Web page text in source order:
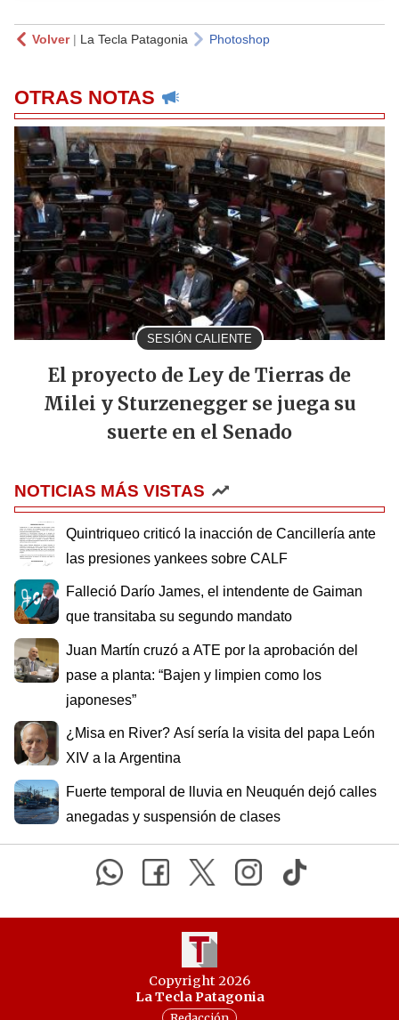
Volver| La Tecla Patagonia Photoshop
OTRAS NOTAS
SESIÓN CALIENTE
El proyecto de Ley de Tierras de
Milei y Sturzenegger se juega su
suerte en el Senado
NOTICIAS MÁS VISTAS
Quintriqueo criticó la inacción de Cancillería ante
las presiones yankees sobre CALF
Falleció Darío James, el intendente de Gaiman
que transitaba su segundo mandato
Juan Martín cruzó a ATE por la aprobación del
pase a planta: “Bajen y limpien como los
japoneses”
¿Misa en River? Así sería la visita del papa León
XIV a la Argentina
Fuerte temporal de lluvia en Neuquén dejó calles
anegadas y suspensión de clases
Copyright 2026
La Tecla Patagonia